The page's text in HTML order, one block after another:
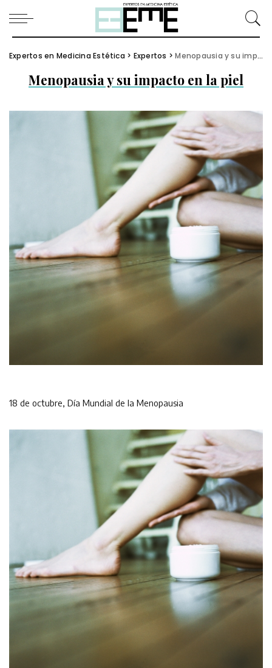
Expertos en Medicina Estética > Expertos >Menopausia y su impacto en la piel
Menopausia y su impacto en la piel
18 de octubre, Día Mundial de la Menopausia